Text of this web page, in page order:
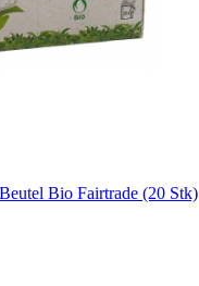
Bio Fairtrade (20 Stk)